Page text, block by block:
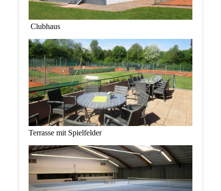
Clubhaus
Terrasse mit Spielfelder